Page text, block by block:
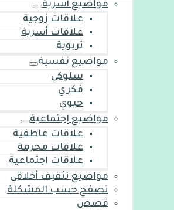
مواضيع أسرية
علاقات زوجية
علاقات أسرية
تربوية
مواضيع نفسية
سلوكي
فكري
حيوي
مواضيع إجتماعية
علاقات عاطفية
علاقات محرمة
علاقات اجتماعية
مواضيع تثقيف أخلاقي
تصفح حسب المشكلة
قصص